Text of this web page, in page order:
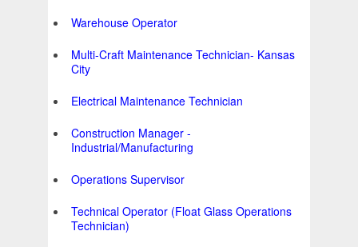
Warehouse Operator
Multi-Craft Maintenance Technician- Kansas
City
Electrical Maintenance Technician
Construction Manager -
Industrial/Manufacturing
Operations Supervisor
Technical Operator (Float Glass Operations
Technician)